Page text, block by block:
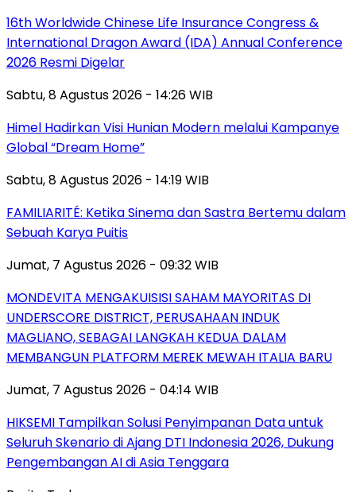
16th Worldwide Chinese Life Insurance Congress &
International Dragon Award (IDA) Annual Conference
2026 Resmi Digelar
Sabtu, 8 Agustus 2026 - 14:26 WIB
Himel Hadirkan Visi Hunian Modern melalui Kampanye
Global “Dream Home”
Sabtu, 8 Agustus 2026 - 14:19 WIB
FAMILIARITÉ: Ketika Sinema dan Sastra Bertemu dalam
Sebuah Karya Puitis
Jumat, 7 Agustus 2026 - 09:32 WIB
MONDEVITA MENGAKUISISI SAHAM MAYORITAS DI
UNDERSCORE DISTRICT, PERUSAHAAN INDUK
MAGLIANO, SEBAGAI LANGKAH KEDUA DALAM
MEMBANGUN PLATFORM MEREK MEWAH ITALIA BARU
Jumat, 7 Agustus 2026 - 04:14 WIB
HIKSEMI Tampilkan Solusi Penyimpanan Data untuk
Seluruh Skenario di Ajang DTI Indonesia 2026, Dukung
Pengembangan AI di Asia Tenggara